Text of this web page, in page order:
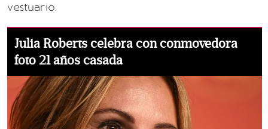
vestuario.
Julia Roberts celebra con conmovedora
foto 21 años casada